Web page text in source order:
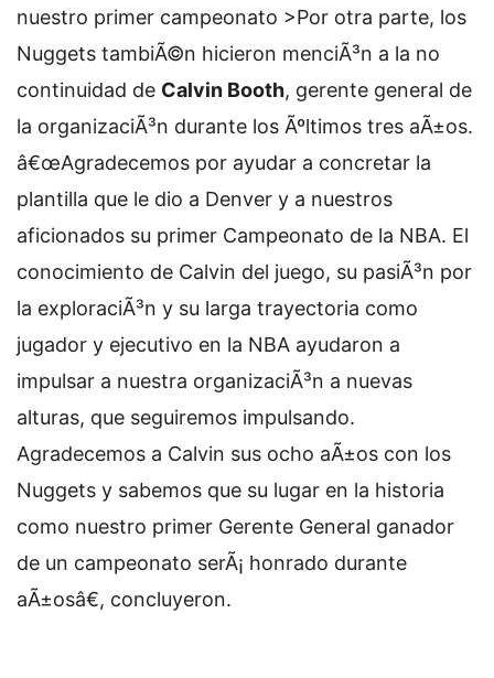
nuestro primer campeonato >Por otra parte, los
Nuggets tambiÃ©n hicieron menciÃ³n a la no
continuidad de Calvin Booth, gerente general de
la organizaciÃ³n durante los Ãºltimos tres aÃ±os.
â€œAgradecemos por ayudar a concretar la
plantilla que le dio a Denver y a nuestros
aficionados su primer Campeonato de la NBA. El
conocimiento de Calvin del juego, su pasiÃ³n por
la exploraciÃ³n y su larga trayectoria como
jugador y ejecutivo en la NBA ayudaron a
impulsar a nuestra organizaciÃ³n a nuevas
alturas, que seguiremos impulsando.
Agradecemos a Calvin sus ocho aÃ±os con los
Nuggets y sabemos que su lugar en la historia
como nuestro primer Gerente General ganador
de un campeonato serÃ¡ honrado durante
aÃ±osâ€, concluyeron.